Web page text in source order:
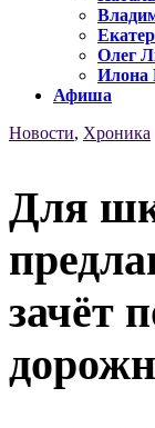
Олег
Илона
Афиша
Новости, Хроника
Для
зачёт